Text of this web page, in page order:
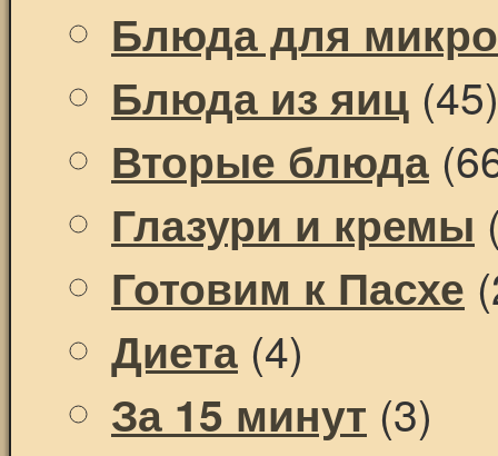
Блюда для
Блюда из яиц (45)
Вторые блюда
Глазури и кремы
Готовим к Пасхе
Диета (4)
За 15 минут (3)